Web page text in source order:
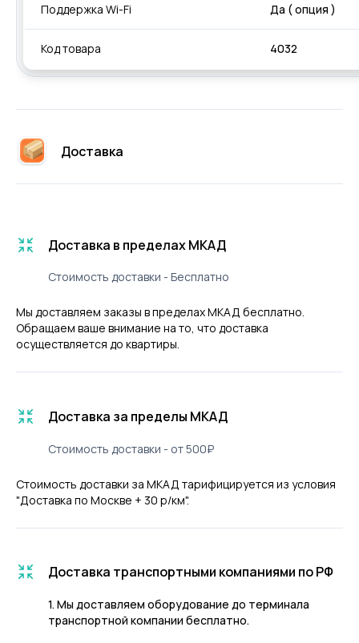
Поддержка Wi-Fi Да ( опция )
Код товара 4032
Доставка
Доставка в пределах МКАД
Стоимость доставки - Бесплатно
Мы доставляем заказы в пределах МКАД бесплатно.
Обращаем ваше внимание на то, что доставка
осуществляется до квартиры.
Доставка за пределы МКАД
Стоимость доставки - от 500₽
Стоимость доставки за МКАД тарифицируется из условия
"Доставка по Москве + 30 р/км".
Доставка транспортными компаниями по РФ
1. Мы доставляем оборудование до терминала
транспортной компании бесплатно.